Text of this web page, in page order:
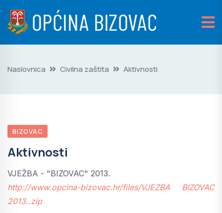
Naslovnica Civilna zaštita Aktivnosti
BIZOVAC
Aktivnosti
VJEŽBA - "BIZOVAC" 2013.
http://www.opcina-bizovac.hr/files/VJEZBA BIZOVAC
2013..zip